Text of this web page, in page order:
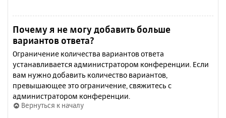
Почему я не могу добавить больше
вариантов ответа?
Ограничение количества вариантов ответа
устанавливается администратором конференции. Если
вам нужно добавить количество вариантов,
превышающее это ограничение, свяжитесь с
администратором конференции.
Вернуться к началу